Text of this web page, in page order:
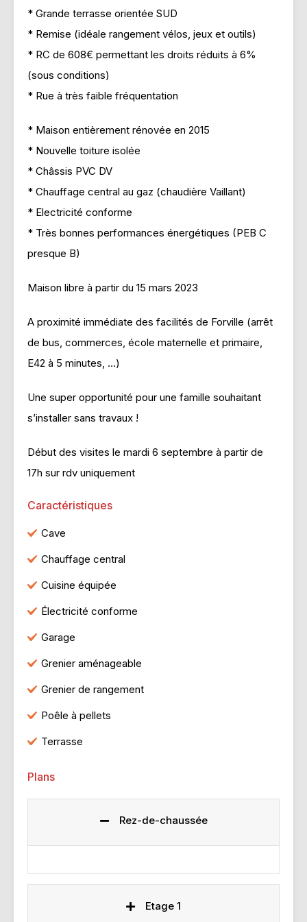
* Grande terrasse orientée SUD
* Remise (idéale rangement vélos, jeux et outils)
* RC de 608€ permettant les droits réduits à 6%
(sous conditions)
* Rue à très faible fréquentation
* Maison entièrement rénovée en 2015
* Nouvelle toiture isolée
* Châssis PVC DV
* Chauffage central au gaz (chaudière Vaillant)
* Electricité conforme
* Très bonnes performances énergétiques (PEB C
presque B)
Maison libre à partir du 15 mars 2023
A proximité immédiate des facilités de Forville (arrêt
de bus, commerces, école maternelle et primaire,
E42 à 5 minutes, …)
Une super opportunité pour une famille souhaitant
s’installer sans travaux !
Début des visites le mardi 6 septembre à partir de
17h sur rdv uniquement
Caractéristiques
Cave
Chauffage central
Cuisine équipée
Électricité conforme
Garage
Grenier aménageable
Grenier de rangement
Poêle à pellets
Terrasse
Plans
Rez-de-chaussée
Etage 1